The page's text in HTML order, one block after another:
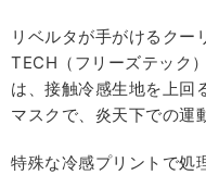
リベルタが手がけるクー
TECH（フリーズテック
は、接触冷感生地を上回
マスクで、炎天下での運
特殊な冷感プリントで処